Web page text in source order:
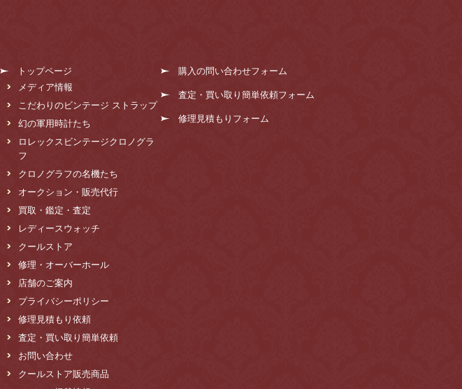
トップページ
メディア情報
こだわりのビンテージ ストラップ
幻の軍用時計たち
ロレックスビンテージクロノグラ
フ
クロノグラフの名機たち
オークション・販売代行
買取・鑑定・査定
レディースウォッチ
クールストア
修理・オーバーホール
店舗のご案内
プライバシーポリシー
修理見積もり依頼
査定・買い取り簡単依頼
お問い合わせ
クールストア販売商品
購入の問い合わせフォーム
査定・買い取り簡単依頼フォーム
修理見積もりフォーム